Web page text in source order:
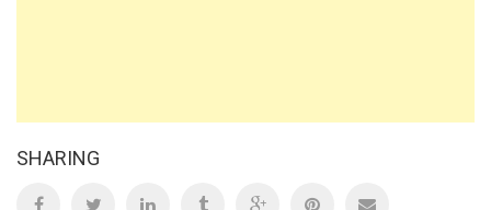
SHARING